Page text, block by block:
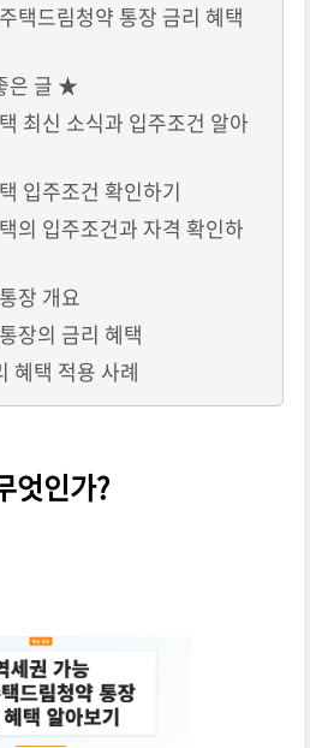
택드림청약 통장 금리 혜택
은 글 ★
최신 소식과 입주조건 알아
입주조건 확인하기
의 입주조건과 자격 확인하
장 개요
장의 금리 혜택
혜택 적용 사례
엇인가?